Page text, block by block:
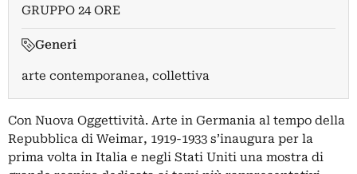
GRUPPO 24 ORE
Generi
arte contemporanea, collettiva
Con Nuova Oggettività. Arte in Germania al tempo della
Repubblica di Weimar, 1919-1933 s’inaugura per la
prima volta in Italia e negli Stati Uniti una mostra di